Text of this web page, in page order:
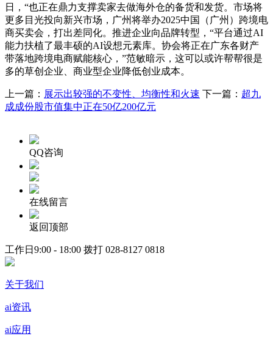
日，“也正在鼎力支撑卖家去做海外仓的备货和发货。市场将
更多目光投向新兴市场，广州将举办2025中国（广州）跨境电
商买卖会，打出差同化。推进企业向品牌转型，“平台通过AI
能力扶植了最丰硕的AI设想元素库。协会将正在广东各财产
带落地跨境电商赋能核心，”范敏暗示，这可以或许帮帮很是
多的草创企业、商业型企业降低创业成本。
上一篇： 展示出较强的不变性、均衡性和火速 下一篇： 超九
成成份股市值集中正在50亿200亿元
QQ咨询
在线留言
返回顶部
工作日9:00 - 18:00 拨打 028-8127 0818
关于我们
ai资讯
ai应用